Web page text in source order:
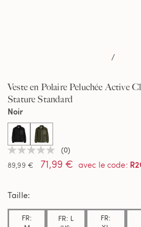
/
Veste en Polaire Peluchée Active
Stature Standard
Aucune
valeur
de
sur
même
page.
(0)
89,99 €
71,99 € avec le code:
Noir
selected
Taille
FR:
FR: L
FR: